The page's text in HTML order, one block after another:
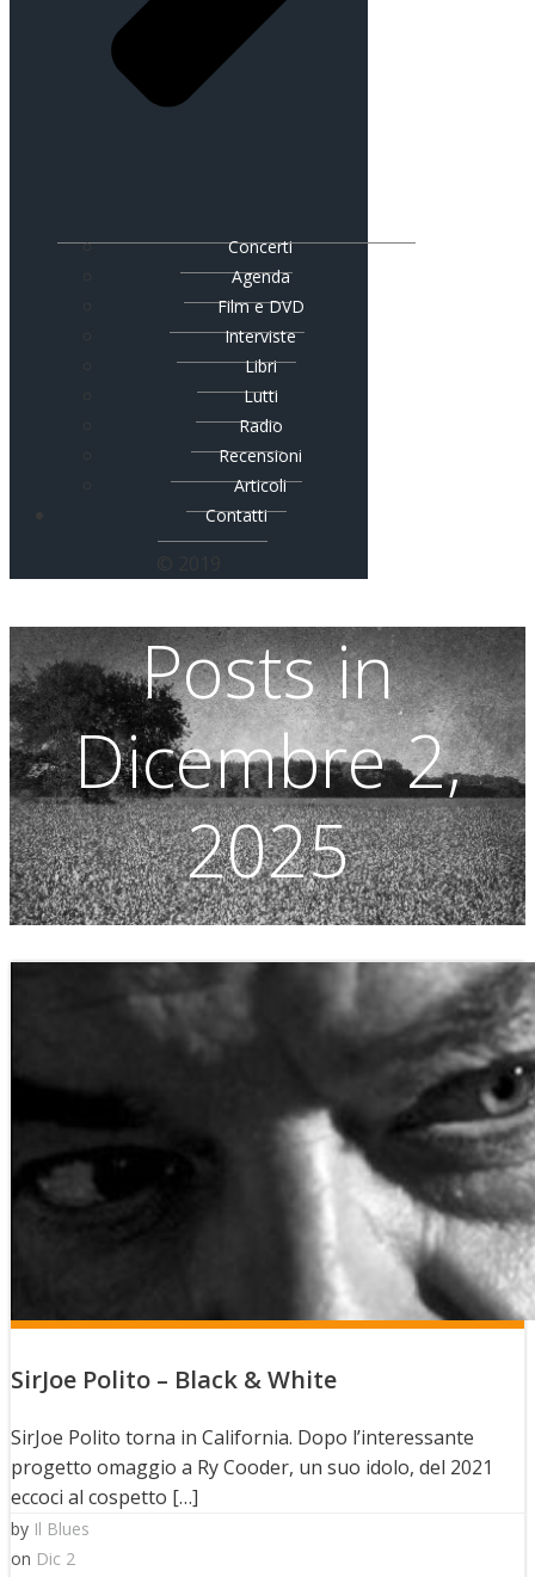
Concerti
Agenda
Film e DVD
Interviste
Libri
Lutti
Radio
Recensioni
Articoli
Contatti
Posts in
Dicembre 2,
2025
SirJoe Polito – Black & White
SirJoe Polito torna in California. Dopo l’interessante
progetto omaggio a Ry Cooder, un suo idolo, del 2021
eccoci al cospetto […]
by Il Blues
on Dic 2